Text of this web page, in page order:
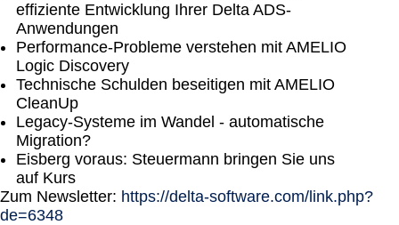
effiziente Entwicklung Ihrer Delta ADS-
Anwendungen
Performance-Probleme verstehen mit AMELIO
Logic Discovery
Technische Schulden beseitigen mit AMELIO
CleanUp
Legacy-Systeme im Wandel - automatische
Migration?
Eisberg voraus: Steuermann bringen Sie uns
auf Kurs
Zum Newsletter: https://delta-software.com/link.php?
de=6348